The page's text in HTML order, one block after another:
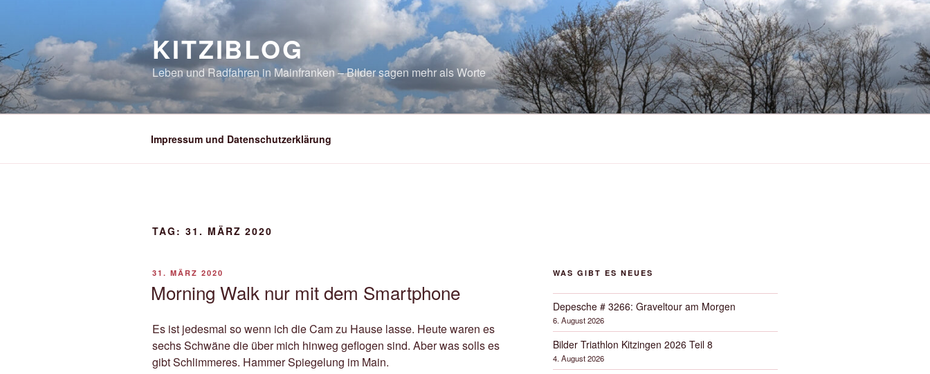
springen
KITZIBLOG
Leben und Radfahren in Mainfranken – Bilder sagen mehr als Worte
Impressum und Datenschutzerklärung
TAG: 31. MÄRZ 2020
VERÖFFENTLICHT
31. MÄRZ 2020
Morning Walk nur mit dem Smartphone
Es ist jedesmal so wenn ich die Cam zu Hause lasse. Heute waren es
sechs Schwäne die über mich hinweg geflogen sind. Aber was solls es
gibt Schlimmeres. Hammer Spiegelung im Main.
WAS GIBT ES NEUES
Depesche # 3266: Graveltour am Morgen
6. August 2026
Bilder Triathlon Kitzingen 2026 Teil 8
4. August 2026